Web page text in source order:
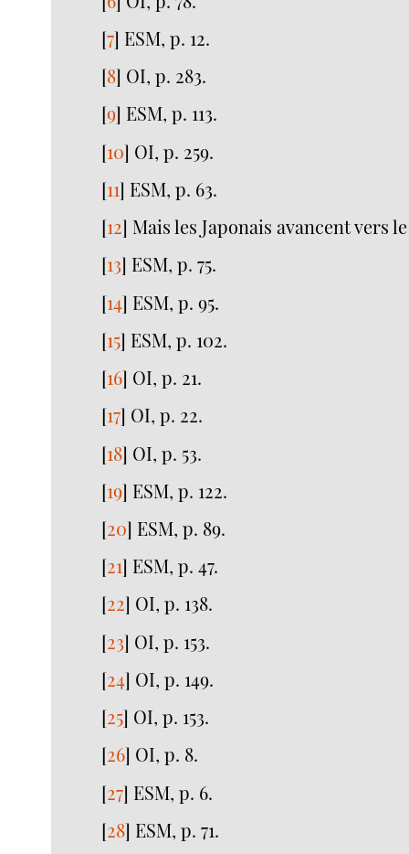
[7] ESM, p. 12.
[8] OI, p. 283.
[9] ESM, p. 113.
[10] OI, p. 259.
[11] ESM, p. 63.
[12] Mais les Japonais avancent vers
[13] ESM, p. 75.
[14] ESM, p. 95.
[15] ESM, p. 102.
[16] OI, p. 21.
[17] OI, p. 22.
[18] OI, p. 53.
[19] ESM, p. 122.
[20] ESM, p. 89.
[21] ESM, p. 47.
[22] OI, p. 138.
[23] OI, p. 153.
[24] OI, p. 149.
[25] OI, p. 153.
[26] OI, p. 8.
[27] ESM, p. 6.
[28] ESM, p. 71.